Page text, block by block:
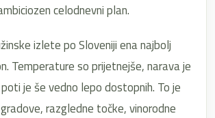
celodnevni plan.
izlete po Sloveniji ena najbolj
Temperature so prijetnejše, narava je
je še vedno lepo dostopnih. To je
razgledne točke, vinorodne